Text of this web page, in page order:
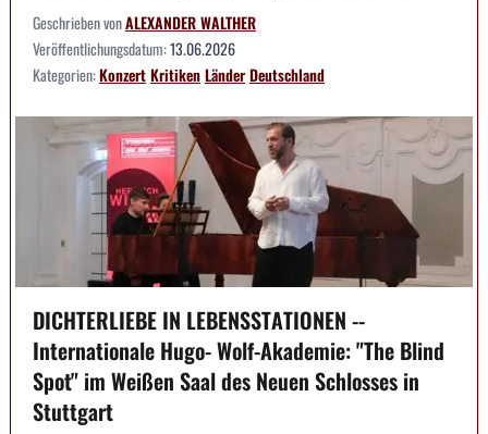
Geschrieben vonALEXANDER WALTHER
Veröffentlichungsdatum:13.06.2026
Kategorien:KonzertKritikenLänderDeutschland
DICHTERLIEBE IN LEBENSSTATIONEN --
Internationale Hugo- Wolf-Akademie: "The Blind
Spot" im Weißen Saal des Neuen Schlosses in
Stuttgart